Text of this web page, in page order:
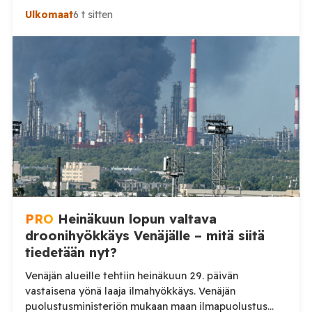
Uralille asti. Venäjän puolustusministeriön virallisen
yhteensä 203 ukrainalaista kiinteäsiipistä
miehittämätöntä ilma-alusta torstai-illan 6. elokuuta
ja perjantaiaamun 7. elokuuta välisenä aikana.
Ministeriön ilmoitus koskee aikaväliä kello 20–08
Moskovan aikaa. Ministeriön mukaan drooneja
torjuttiin […]
Ulkomaat6 t sitten
PRO Heinäkuun lopun valtava
droonihyökkäys Venäjälle – mitä siitä
tiedetään nyt?
Venäjän alueille tehtiin heinäkuun 29. päivän
vastaisena yönä laaja ilmahyökkäys. Venäjän
puolustusministeriön mukaan maan ilmapuolustus